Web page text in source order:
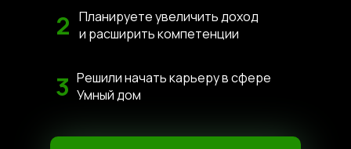
Планируете увеличить доход
и расширить компетенции
2
Решили начать карьеру в сфере
Умный дом
3